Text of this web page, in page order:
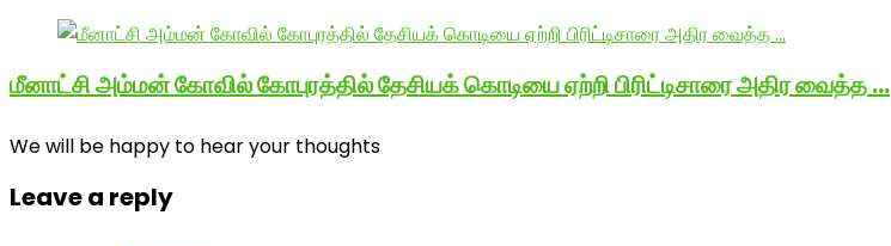
மீனாட்சி அம்மன் கோவில் கோபுரத்தில் தேசியக் கொடியை ஏற்றி பிரிட்டிசாரை அதிர வைத்த …
We will be happy to hear your thoughts
Leave a reply